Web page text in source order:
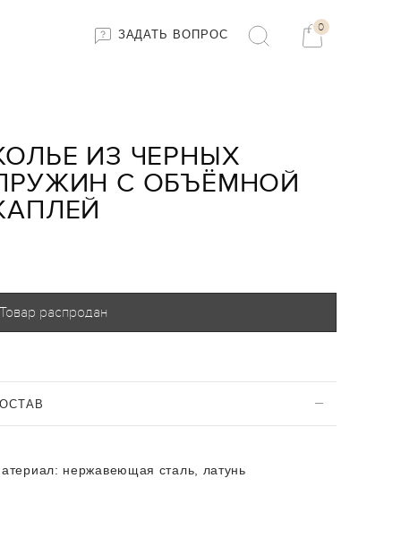
ЗАДАТЬ ВОПРОС
0
ИЗ ЧЕРНЫХ
С ОБЪЁМНОЙ
Товар распродан
нержавеющая сталь, латунь